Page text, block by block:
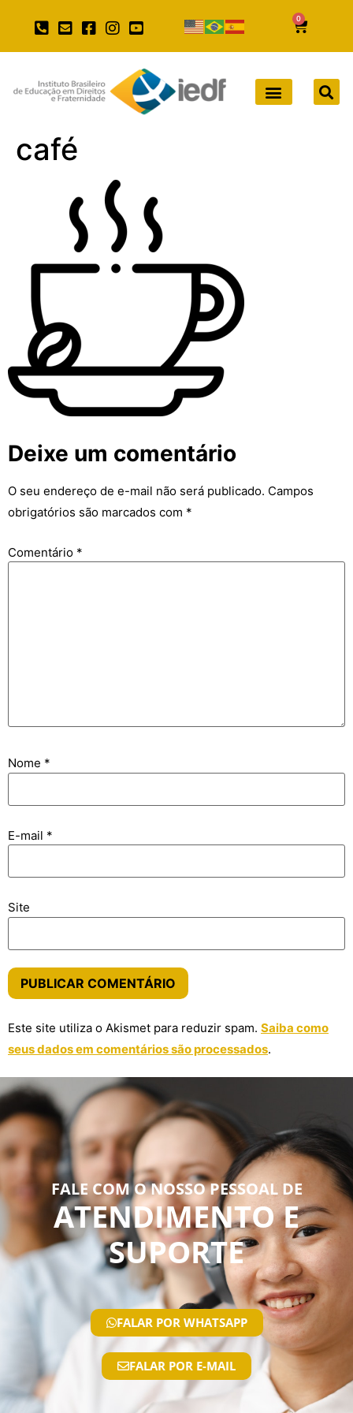
0
café
Deixe um comentário
O seu endereço de e-mail não será publicado. Campos
obrigatórios são marcados com *
Comentário *
Nome *
E-mail *
Site
Este site utiliza o Akismet para reduzir spam. Saiba como
seus dados em comentários são processados.
FALE COM O NOSSO PESSOAL DE
ATENDIMENTO E
SUPORTE
FALAR POR WHATSAPP
FALAR POR E-MAIL